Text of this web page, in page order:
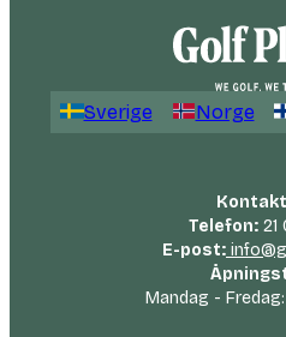
Sverige Norge
Telefon: 21
E-post:
Mandag -